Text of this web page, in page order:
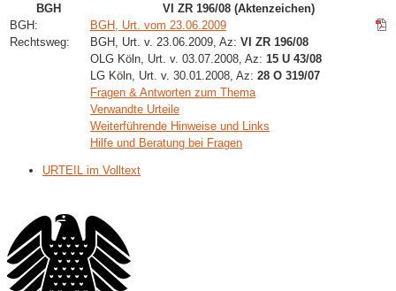
BGH
VI ZR 196/08 (Aktenzeichen)
BGH:
BGH, Urt. vom 23.06.2009
Rechtsweg:
BGH, Urt. v. 23.06.2009, Az: VI ZR 196/08
OLG Köln, Urt. v. 03.07.2008, Az: 15 U 43/08
LG Köln, Urt. v. 30.01.2008, Az: 28 O 319/07
Fragen & Antworten zum Thema
Verwandte Urteile
Weiterführende Hinweise und Links
Hilfe und Beratung bei Fragen
URTEIL im Volltext